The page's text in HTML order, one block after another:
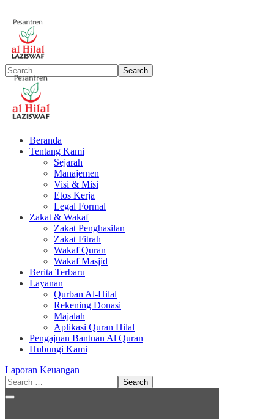
Beranda
Tentang Kami
Sejarah
Manajemen
Visi & Misi
Etos Kerja
Legal Formal
Zakat & Wakaf
Zakat Penghasilan
Zakat Fitrah
Wakaf Quran
Wakaf Masjid
Berita Terbaru
Layanan
Qurban Al-Hilal
Rekening Donasi
Majalah
Aplikasi Quran Hilal
Pengajuan Bantuan Al Quran
Hubungi Kami
Laporan Keuangan